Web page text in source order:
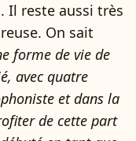
Il reste aussi très
On sait
forme de vie de
avec quatre
et dans la
de cette part